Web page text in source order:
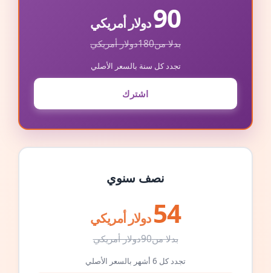
90دولار أمريكي
بدلا من180دولار أمريكي
تجدد كل سنة بالسعر الأصلي
اشترك
نصف سنوي
54 دولار أمريكي
بدلا من90دولار أمريكي
تجدد كل 6 أشهر بالسعر الأصلي